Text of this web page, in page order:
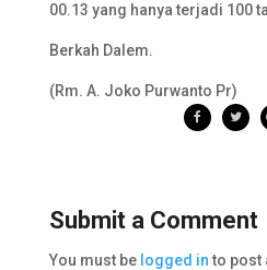
00.13 yang hanya terjadi 100
Berkah Dalem.
(Rm. A. Joko Purwanto Pr)
Submit a Comment
You must be logged into post